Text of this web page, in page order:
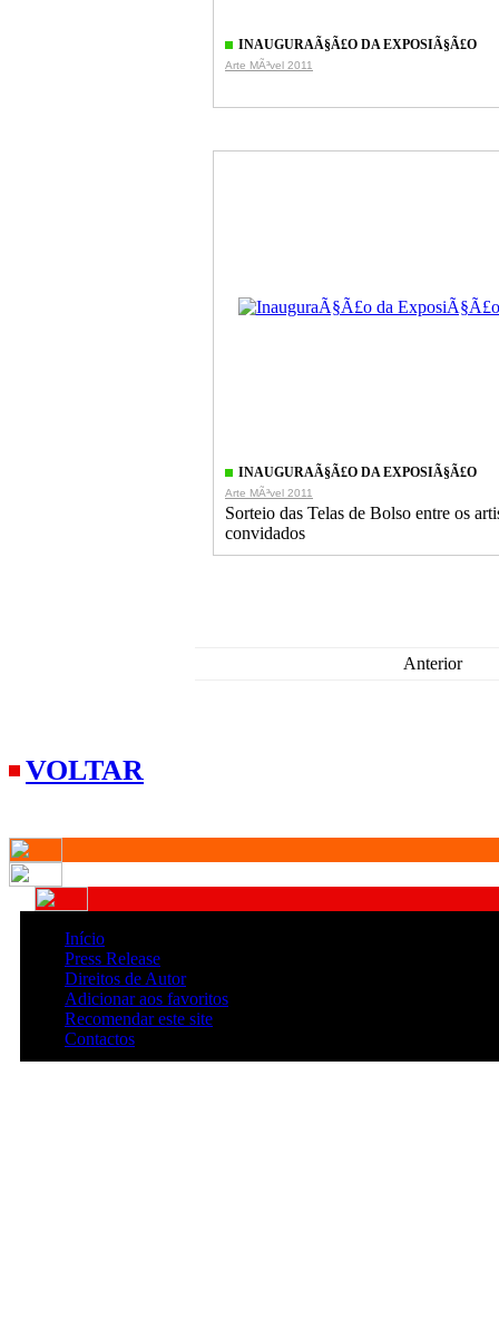
INAUGURAÃ§Ã£O DA EXPOSIÃ§Ã£O
Arte MÃ³vel 2011
INAUGURAÃ§Ã£O DA EXPOSIÃ§Ã£O
Arte MÃ³vel 2011
Sorteio das Telas de Bolso entre os
convidados
Anterior
VOLTAR
Início
Press Release
Direitos de Autor
Adicionar aos favoritos
Recomendar este site
Contactos